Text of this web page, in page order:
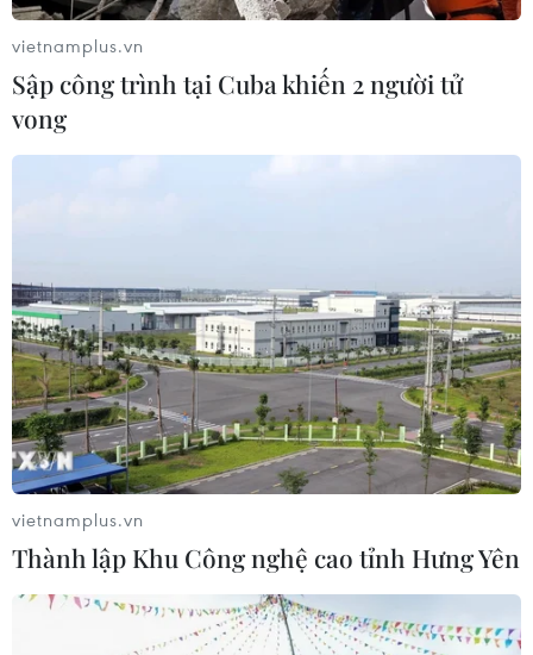
vietnamplus.vn
Sập công trình tại Cuba khiến 2 người tử
vong
vietnamplus.vn
Thành lập Khu Công nghệ cao tỉnh Hưng Yên